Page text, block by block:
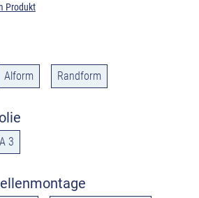
Produkt
Alform Randform
3